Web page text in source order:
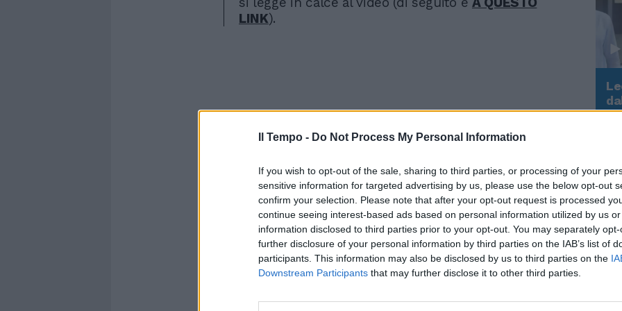
Il Tempo - Do Not Process My Personal Information
If you wish to opt-out of the sale, sharing to third parties, or processing of your
sensitive information for targeted advertising by us, please use the below opt-out
confirm your selection. Please note that after your opt-out request is processed
continue seeing interest-based ads based on personal information utilized by us
information disclosed to third parties prior to your opt-out. You may separately
further disclosure of your personal information by third parties on the IAB’s list of
participants. This information may also be disclosed by us to third parties on the
Downstream Participants that may further disclose it to other third parties.
LINK).
Rudy Giuliani a Come States?
americana